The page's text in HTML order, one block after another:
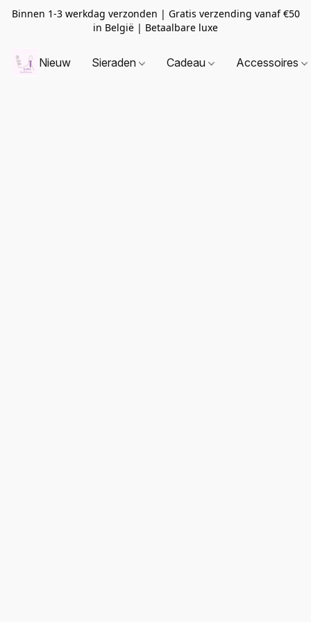
Binnen 1-3 werkdag verzonden | Gratis verzending vanaf €50
in België | Betaalbare luxe
Nieuw Sieraden Cadeau Accessoires